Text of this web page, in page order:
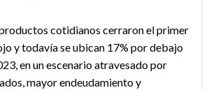
cotidianos cerraron el primer
y todavía se ubican 17% por debajo
en un escenario atravesado por
mayor endeudamiento y